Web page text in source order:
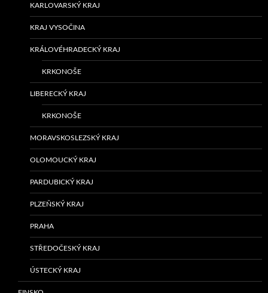
KARLOVARSKÝ KRAJ
KRAJ VYSOČINA
KRÁLOVÉHRADECKÝ KRAJ
KRKONOŠE
LIBERECKÝ KRAJ
KRKONOŠE
MORAVSKOSLEZSKÝ KRAJ
OLOMOUCKÝ KRAJ
PARDUBICKÝ KRAJ
PLZEŇSKÝ KRAJ
PRAHA
STŘEDOČESKÝ KRAJ
ÚSTECKÝ KRAJ